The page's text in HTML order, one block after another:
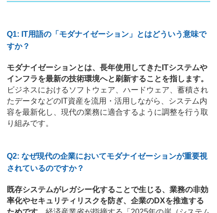
Q1: IT用語の「モダナイゼーション」とはどういう意味で
すか？
モダナイゼーションとは、長年使用してきたITシステムや
インフラを最新の技術環境へと刷新することを指します。
ビジネスにおけるソフトウェア、ハードウェア、蓄積され
たデータなどのIT資産を流用・活用しながら、システム内
容を最新化し、現代の業務に適合するように調整を行う取
り組みです。
Q2: なぜ現代の企業においてモダナイゼーションが重要視
されているのですか？
既存システムがレガシー化することで生じる、業務の非効
率化やセキュリティリスクを防ぎ、企業のDXを推進する